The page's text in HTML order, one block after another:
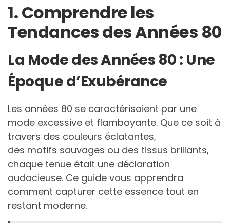
1. Comprendre les
Tendances des Années 80
La Mode des Années 80 : Une
Époque d’Exubérance
Les années 80 se caractérisaient par une
mode excessive et flamboyante. Que ce soit à
travers des couleurs éclatantes,
des motifs sauvages ou des tissus brillants,
chaque tenue était une déclaration
audacieuse. Ce guide vous apprendra
comment capturer cette essence tout en
restant moderne.